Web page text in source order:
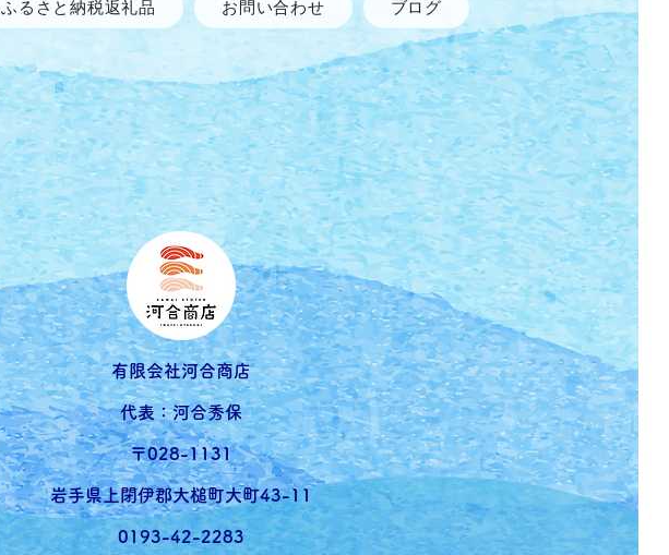
ふるさと納税返礼品 お問い合わせ ブログ
有限会社河合商店
代表：河合秀保
〒028-1131
岩手県上閉伊郡大槌町大町43-11
0193-42-2283